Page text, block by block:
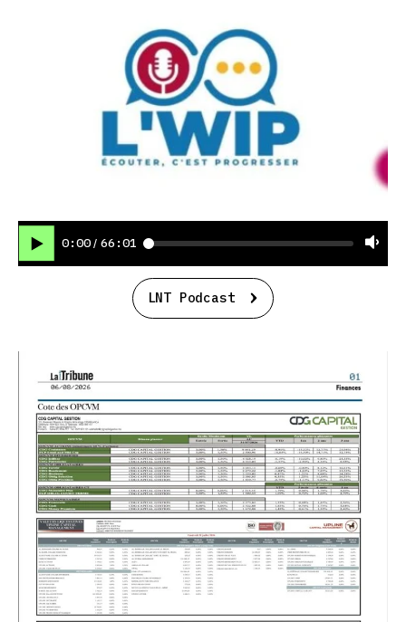
0:00 / 66:01
LNT Podcast